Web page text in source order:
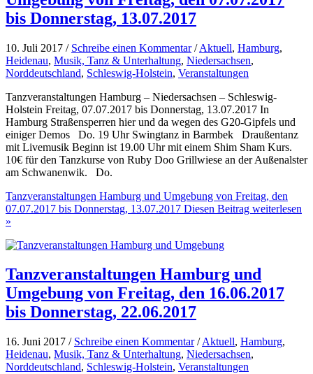
bis Donnerstag, 13.07.2017
10. Juli 2017 / Schreibe einen Kommentar /Aktuell, Hamburg,
Heidenau, Musik, Tanz & Unterhaltung, Niedersachsen,
Norddeutschland, Schleswig-Holstein, Veranstaltungen
Tanzveranstaltungen Hamburg – Niedersachsen – Schleswig-
Holstein Freitag, 07.07.2017 bis Donnerstag, 13.07.2017 In
Hamburg Straßensperren hier und da wegen des G20-Gipfels und
einiger Demos Do. 19 Uhr Swingtanz in Barmbek Draußentanz
mit Livemusik Beginn ist 19.00 Uhr mit einem Shim Sham Kurs.
10€ für den Tanzkurse von Ruby Doo Grillwiese an der Außenalster
am Schwanenwik. Do.
Tanzveranstaltungen Hamburg und Umgebung von Freitag, den
07.07.2017 bis Donnerstag, 13.07.2017 Diesen Beitrag weiterlesen
»
Tanzveranstaltungen Hamburg und
Umgebung von Freitag, den 16.06.2017
bis Donnerstag, 22.06.2017
16. Juni 2017 / Schreibe einen Kommentar /Aktuell, Hamburg,
Heidenau, Musik, Tanz & Unterhaltung, Niedersachsen,
Norddeutschland, Schleswig-Holstein, Veranstaltungen